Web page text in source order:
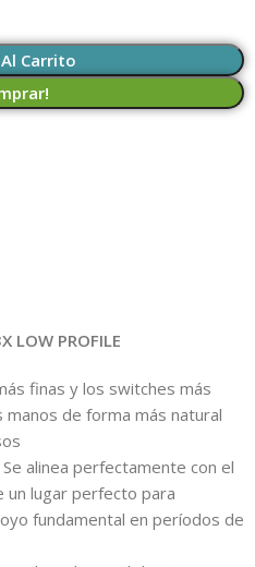
Carrito
LOW PROFILE
finas y los switches más
de forma más natural
alinea perfectamente con el
lugar perfecto para
fundamental en períodos de